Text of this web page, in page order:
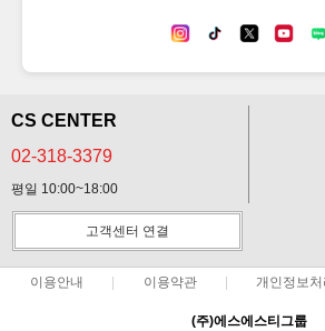
CS CENTER
02-318-3379
평일 10:00~18:00
고객센터 연결
이용안내 이용약관 개인정보처
(주)에스에스티그룹